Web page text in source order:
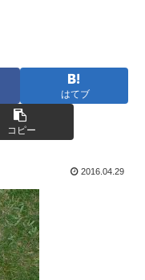
はてブ
コピー
2016.04.29